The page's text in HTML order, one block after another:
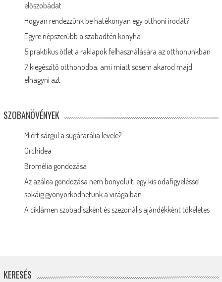
előszobádat
Hogyan rendezzünk be hatékonyan egy otthoni irodát?
Egyre népszerűbb a szabadtéri konyha
5 praktikus ötlet a raklapok felhasználására az otthonunkban
7 kiegészítő otthonodba, ami miatt sosem akarod majd
elhagyni azt
SZOBANÖVÉNYEK
Miért sárgul a sugárarália levele?
Orchidea
Bromélia gondozása
Az azálea gondozása nem bonyolult, egy kis odafigyeléssel
sokáig gyönyörködhetünk a virágaiban
A ciklámen szobadíszként és szezonális ajándékként tökéletes
KERESÉS